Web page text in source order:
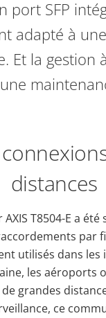
port SFP
adapté à
Et la gestion
distances
T8504-E a
par
utilisés dans les
les aéroports
grandes
ce